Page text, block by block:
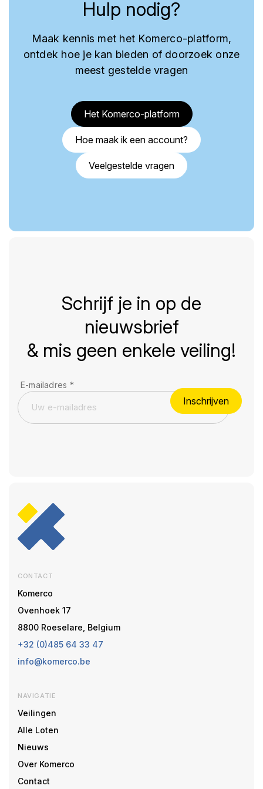
Hulp nodig?
Maak kennis met het Komerco-platform,
ontdek hoe je kan bieden of doorzoek onze
meest gestelde vragen
Het Komerco-platform
Hoe maak ik een account?
Veelgestelde vragen
Schrijf je in op de
nieuwsbrief
& mis geen enkele veiling!
E-mailadres *
Inschrijven
CONTACT
Komerco
Ovenhoek 17
8800 Roeselare, Belgium
+32 (0)485 64 33 47
info@komerco.be
NAVIGATIE
Veilingen
Alle Loten
Nieuws
Over Komerco
Contact